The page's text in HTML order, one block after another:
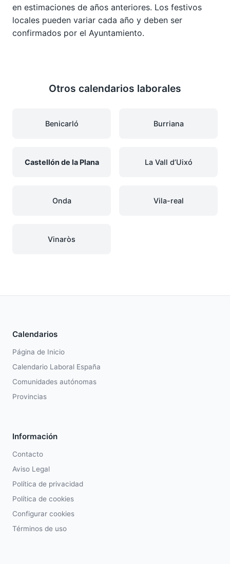
en estimaciones de años anteriores. Los festivos
locales pueden variar cada año y deben ser
confirmados por el Ayuntamiento.
Otros calendarios laborales
Benicarló Burriana
Castellón de la Plana La Vall d’Uixó
Onda Vila-real
Vinaròs
Calendarios
Página de Inicio
Calendario Laboral España
Comunidades autónomas
Provincias
Información
Contacto
Aviso Legal
Política de privacidad
Política de cookies
Configurar cookies
Términos de uso